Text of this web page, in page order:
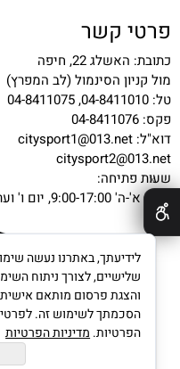
פרטי קשר
כתובת: האשלג 22, חיפה
מול קניון הסינמול (לב המפרץ)
טל: 04-8411010, 04-8411075
פקס: 04-8411076
דוא"ל: citysport1@013.net
citysport2@013.net
שעות פתיחה:
ימים א'-ה' 9:00-17:00, יום ו' וערבי חג 9:00-13:00
✕
שלישיים, לצורך ניתוח
והצגת פרסום מותאם
הסכמתך לשימוש זה. לפרטים
הפרטיות. מדיניות הפרטיות